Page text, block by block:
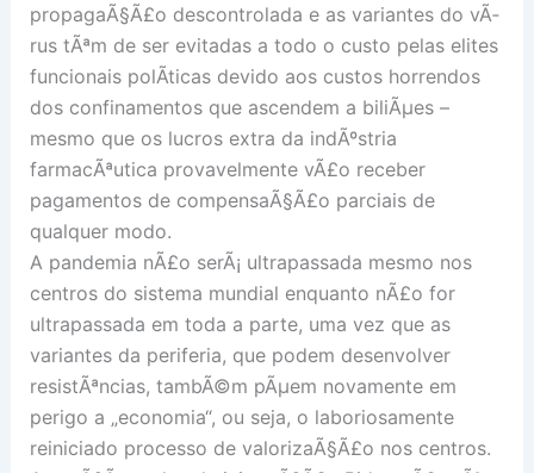
propagaÃ§Ã£o descontrolada e as variantes do vÃ­
rus tÃªm de ser evitadas a todo o custo pelas elites
funcionais polÃ­ticas devido aos custos horrendos
dos confinamentos que ascendem a biliÃµes –
mesmo que os lucros extra da indÃºstria
farmacÃªutica provavelmente vÃ£o receber
pagamentos de compensaÃ§Ã£o parciais de
qualquer modo.
A pandemia nÃ£o serÃ¡ ultrapassada mesmo nos
centros do sistema mundial enquanto nÃ£o for
ultrapassada em toda a parte, uma vez que as
variantes da periferia, que podem desenvolver
resistÃªncias, tambÃ©m pÃµem novamente em
perigo a „economia“, ou seja, o laboriosamente
reiniciado processo de valorizaÃ§Ã£o nos centros.